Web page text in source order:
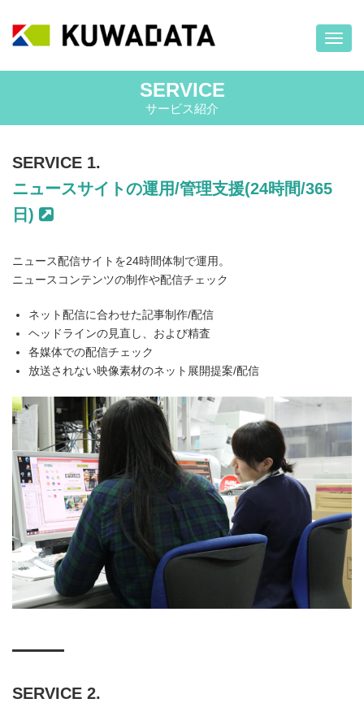
ナ
SERVICE
サービス紹介
SERVICE 1.
ニュースサイトの運用/管理支援(24時間/365
日)
ニュース配信サイトを24時間体制で運用。
ニュースコンテンツの制作や配信チェック
ネット配信に合わせた記事制作/配信
ヘッドラインの見直し、および精査
各媒体での配信チェック
放送されない映像素材のネット展開提案/配信
SERVICE 2.